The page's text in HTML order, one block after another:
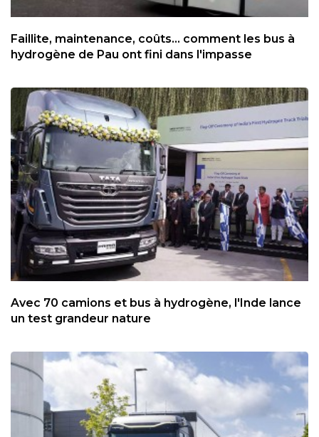
Faillite, maintenance, coûts... comment les bus à
hydrogène de Pau ont fini dans l'impasse
Avec 70 camions et bus à hydrogène, l'Inde lance
un test grandeur nature